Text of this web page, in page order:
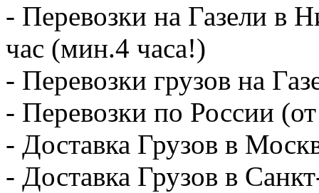
- Перевозки на Газели в
час (мин.4 часа!)
- Перевозки грузов на
- Перевозки по России
- Доставка Грузов в
- Доставка Грузов в